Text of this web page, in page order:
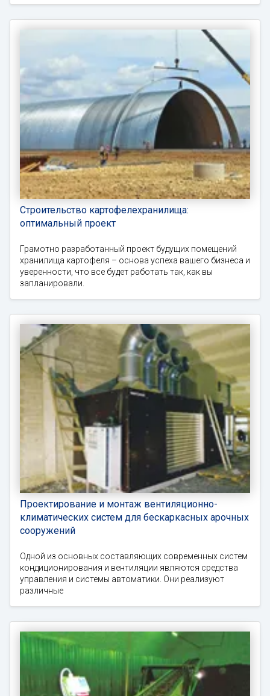
Строительство картофелехранилища:
оптимальный проект
Грамотно разработанный проект будущих помещений
хранилища картофеля – основа успеха вашего бизнеса и
уверенности, что все будет работать так, как вы
запланировали.
Проектирование и монтаж вентиляционно-
климатических систем для бескаркасных арочных
сооружений
Одной из основных составляющих современных систем
кондиционирования и вентиляции являются средства
управления и системы автоматики. Они реализуют
различные